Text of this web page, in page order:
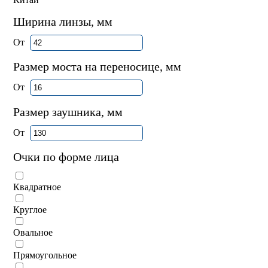
Ширина линзы, мм
От
Размер моста на переносице, мм
От
Размер заушника, мм
От
Очки по форме лица
Квадратное
Круглое
Овальное
Прямоугольное